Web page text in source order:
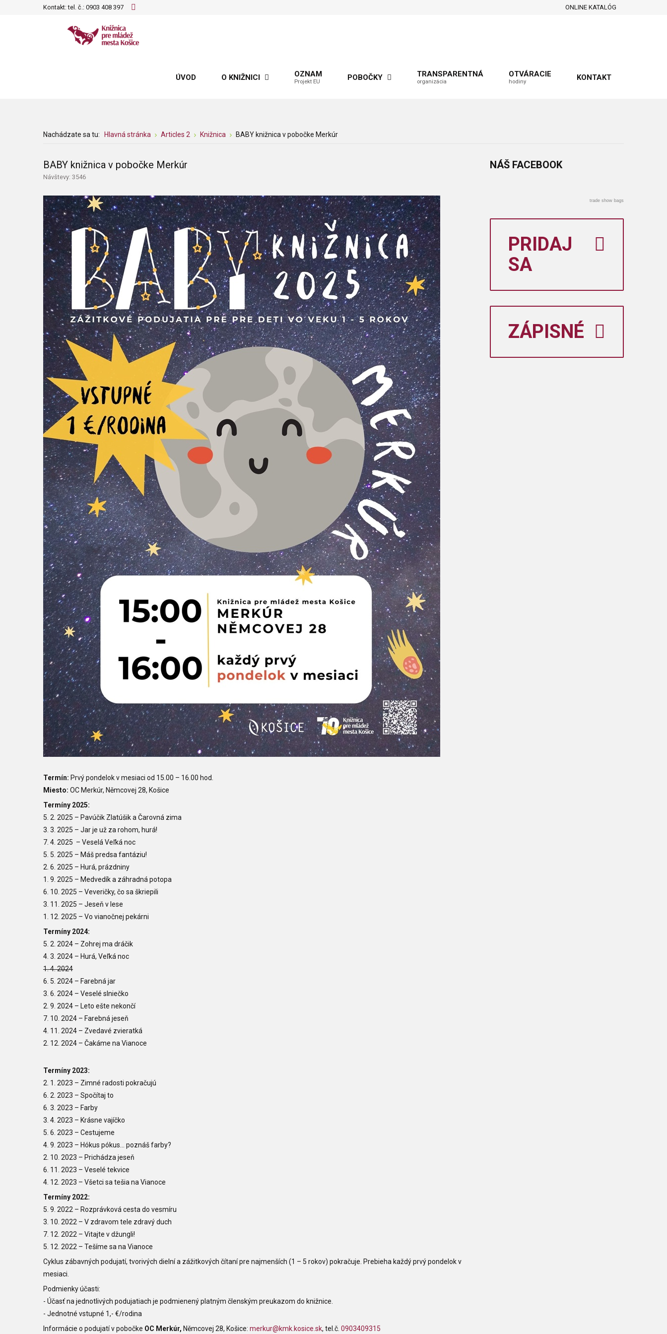
Kontakt: tel. č.: 0903 408 397 ONLINE KATALÓG
ÚVOD O KNIŽNICI OZNAM
Projekt EU POBOČKY TRANSPARENTNÁ
organizácia
OTVÁRACIE
hodiny KONTAKT
Nachádzate sa tu: Hlavná stránka Articles 2 Knižnica BABY knižnica v pobočke Merkúr
BABY knižnica v pobočke Merkúr
Návštevy: 3546
Termín: Prvý pondelok v mesiaci od 15.00 – 16.00 hod.
Miesto: OC Merkúr, Němcovej 28, Košice
Termíny 2025:
5. 2. 2025 – Pavúčik Zlatúšik a Čarovná zima
3. 3. 2025 – Jar je už za rohom, hurá!
7. 4. 2025 – Veselá Veľká noc
5. 5. 2025 – Máš predsa fantáziu!
2. 6. 2025 – Hurá, prázdniny
1. 9. 2025 – Medvedík a záhradná potopa
6. 10. 2025 – Veveričky, čo sa škriepili
3. 11. 2025 – Jeseň v lese
1. 12. 2025 – Vo vianočnej pekárni
Termíny 2024:
5. 2. 2024 – Zohrej ma dráčik
4. 3. 2024 – Hurá, Veľká noc
1. 4. 2024
6. 5. 2024 – Farebná jar
3. 6. 2024 – Veselé slniečko
2. 9. 2024 – Leto ešte nekončí
7. 10. 2024 – Farebná jeseň
4. 11. 2024 – Zvedavé zvieratká
2. 12. 2024 – Čakáme na Vianoce
Termíny 2023:
2. 1. 2023 – Zimné radosti pokračujú
6. 2. 2023 – Spočítaj to
6. 3. 2023 – Farby
3. 4. 2023 – Krásne vajíčko
5. 6. 2023 – Cestujeme
4. 9. 2023 – Hókus pókus... poznáš farby?
2. 10. 2023 – Prichádza jeseň
6. 11. 2023 – Veselé tekvice
4. 12. 2023 – Všetci sa tešia na Vianoce
Termíny 2022:
5. 9. 2022 – Rozprávková cesta do vesmíru
3. 10. 2022 – V zdravom tele zdravý duch
7. 12. 2022 – Vitajte v džungli!
5. 12. 2022 – Tešíme sa na Vianoce
Cyklus zábavných podujatí, tvorivých dielní a zážitkových čítaní pre najmenších (1 – 5 rokov) pokračuje. Prebieha každý prvý pondelok v
mesiaci.
Podmienky účasti:
- Účasť na jednotlivých podujatiach je podmienený platným členským preukazom do knižnice.
- Jednotné vstupné 1,- €/rodina
Informácie o podujatí v pobočke OC Merkúr, Němcovej 28, Košice: merkur@kmk.kosice.sk, tel.č. 0903409315
NÁŠ FACEBOOK
trade show bags
PRIDAJ
SA
ZÁPISNÉ